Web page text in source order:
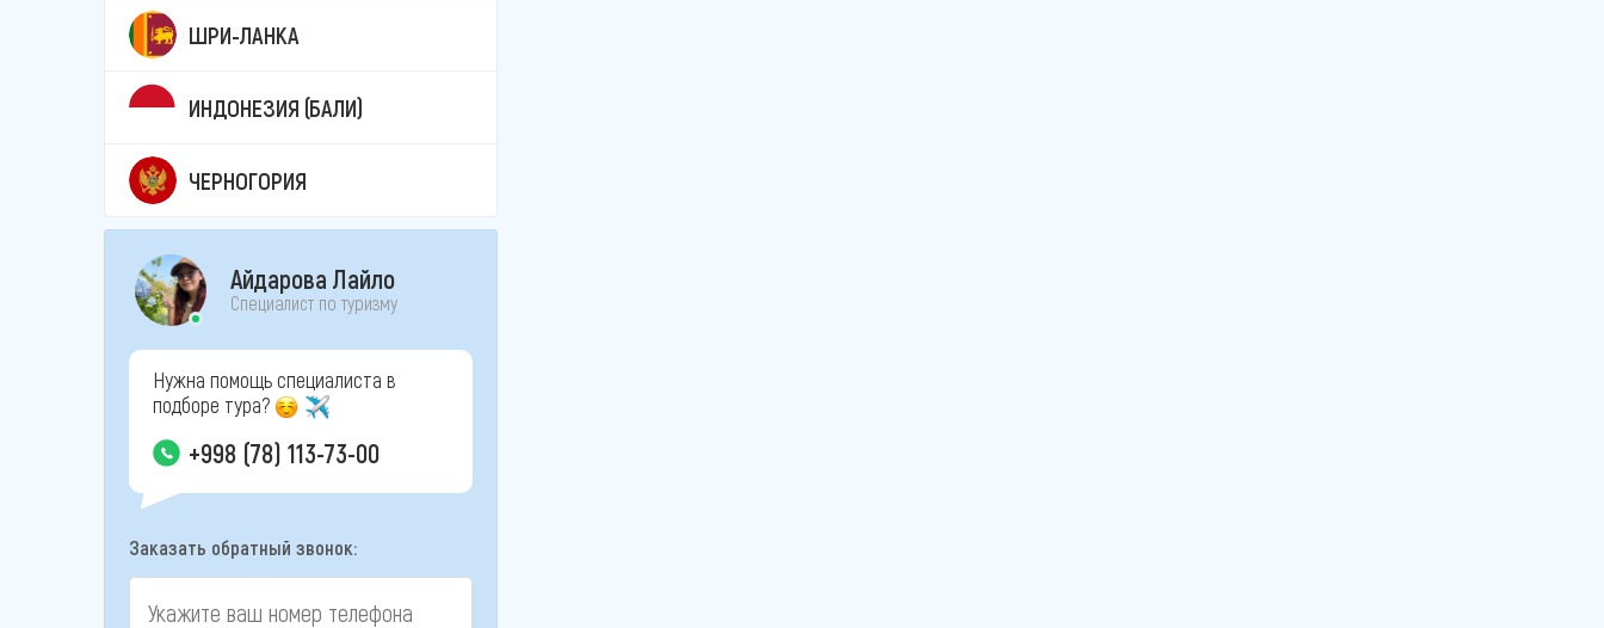
ШРИ-ЛАНКА
ИНДОНЕЗИЯ (БАЛИ)
ЧЕРНОГОРИЯ
Айдарова Лайло
Специалист по туризму
Нужна помощь специалиста в
подборе тура?
+998 (78) 113-73-00
Заказать обратный звонок: